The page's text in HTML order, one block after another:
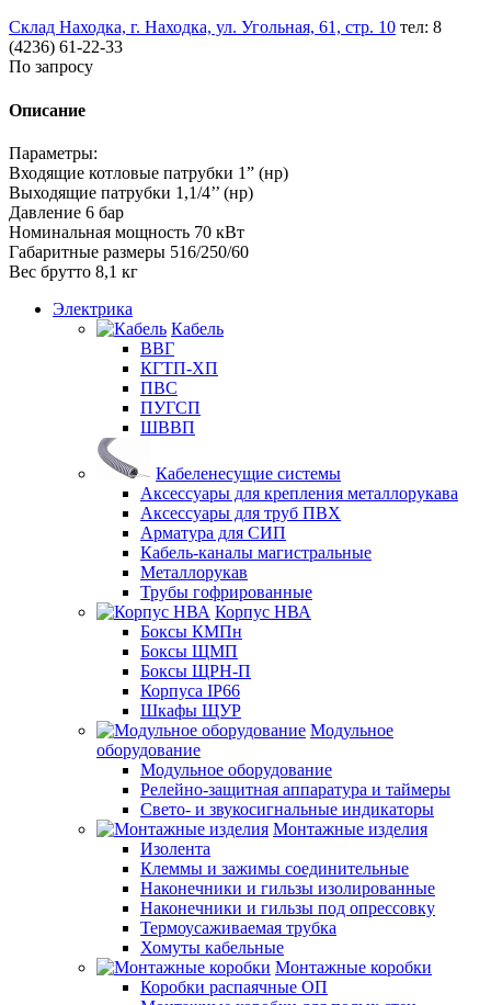
Склад Находка, г. Находка, ул. Угольная, 61, стр. 10 тел: 8
(4236) 61-22-33
По запросу
Описание
Параметры:
Входящие котловые патрубки 1” (нр)
Выходящие патрубки 1,1/4’’ (нр)
Давление 6 бар
Номинальная мощность 70 кВт
Габаритные размеры 516/250/60
Вес брутто 8,1 кг
Электрика
Кабель
ВВГ
КГТП-ХП
ПВС
ПУГСП
ШВВП
Кабеленесущие системы
Аксессуары для крепления металлорукава
Аксессуары для труб ПВХ
Арматура для СИП
Кабель-каналы магистральные
Металлорукав
Трубы гофрированные
Корпус НВА
Боксы КМПн
Боксы ЩМП
Боксы ЩРН-П
Корпуса IP66
Шкафы ЩУР
Модульное
оборудование
Модульное оборудование
Релейно-защитная аппаратура и таймеры
Свето- и звукосигнальные индикаторы
Монтажные изделия
Изолента
Клеммы и зажимы соединительные
Наконечники и гильзы изолированные
Наконечники и гильзы под опрессовку
Термоусаживаемая трубка
Хомуты кабельные
Монтажные коробки
Коробки распаячные ОП